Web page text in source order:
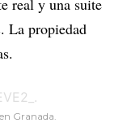
La propiedad
Granada.